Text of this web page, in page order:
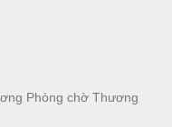
Phòng chờ Thương